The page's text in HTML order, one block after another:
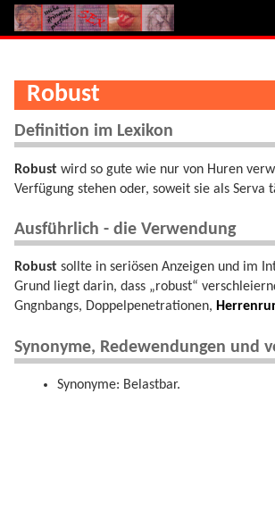
Robust
Definition im Lexikon
Robust wird so gute wie nur von Huren
Verfügung stehen oder, soweit sie als
Ausführlich - die Verwendung
Robust sollte in seriösen Anzeigen und im
Grund liegt darin, dass „robust“
Gngnbangs, Doppelpenetrationen,
Synonyme, Redewendungen und
Synonyme: Belastbar.